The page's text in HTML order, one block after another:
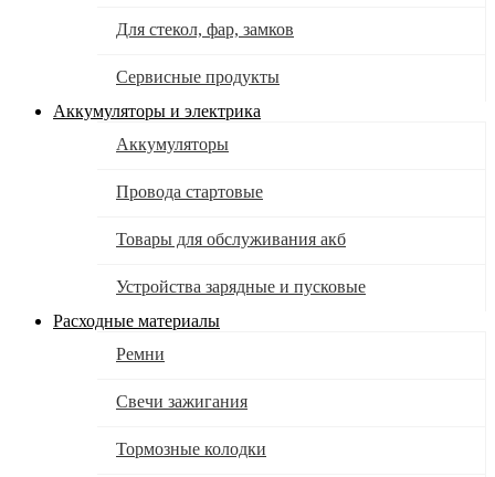
Для стекол, фар, замков
Сервисные продукты
Аккумуляторы и электрика
Аккумуляторы
Провода стартовые
Товары для обслуживания акб
Устройства зарядные и пусковые
Расходные материалы
Ремни
Свечи зажигания
Тормозные колодки